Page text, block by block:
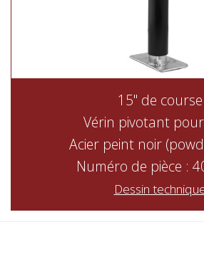
15" de course
Vérin pivotant
Acier peint noir
Numéro de pièce :
Dessin